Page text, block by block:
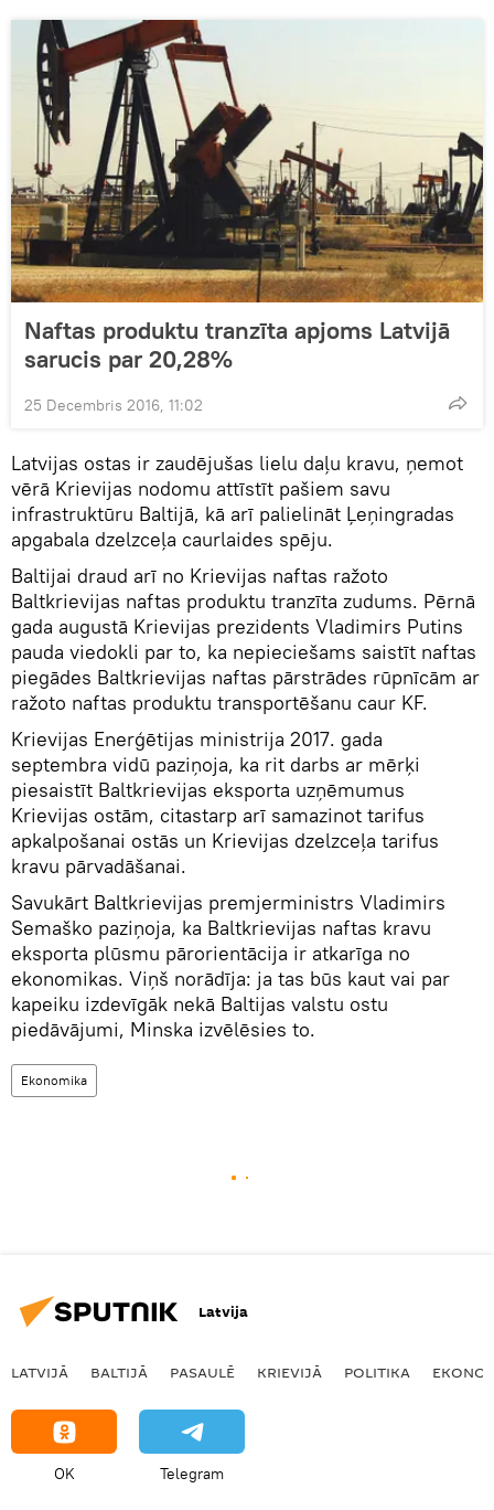
Naftas produktu tranzīta apjoms Latvijā
sarucis par 20,28%
25 Decembris 2016, 11:02
Latvijas ostas ir zaudējušas lielu daļu kravu, ņemot
vērā Krievijas nodomu attīstīt pašiem savu
infrastruktūru Baltijā, kā arī palielināt Ļeņingradas
apgabala dzelzceļa caurlaides spēju.
Baltijai draud arī no Krievijas naftas ražoto
Baltkrievijas naftas produktu tranzīta zudums. Pērnā
gada augustā Krievijas prezidents Vladimirs Putins
pauda viedokli par to, ka nepieciešams saistīt naftas
piegādes Baltkrievijas naftas pārstrādes rūpnīcām ar
ražoto naftas produktu transportēšanu caur KF.
Krievijas Enerģētijas ministrija 2017. gada
septembra vidū paziņoja, ka rit darbs ar mērķi
piesaistīt Baltkrievijas eksporta uzņēmumus
Krievijas ostām, citastarp arī samazinot tarifus
apkalpošanai ostās un Krievijas dzelzceļa tarifus
kravu pārvadāšanai.
Savukārt Baltkrievijas premjerministrs Vladimirs
Semaško paziņoja, ka Baltkrievijas naftas kravu
eksporta plūsmu pārorientācija ir atkarīga no
ekonomikas. Viņš norādīja: ja tas būs kaut vai par
kapeiku izdevīgāk nekā Baltijas valstu ostu
piedāvājumi, Minska izvēlēsies to.
Ekonomika
Latvija
LATVIJĀ BALTIJĀ PASAULĒ KRIEVIJĀ POLITIKA
OK Telegram